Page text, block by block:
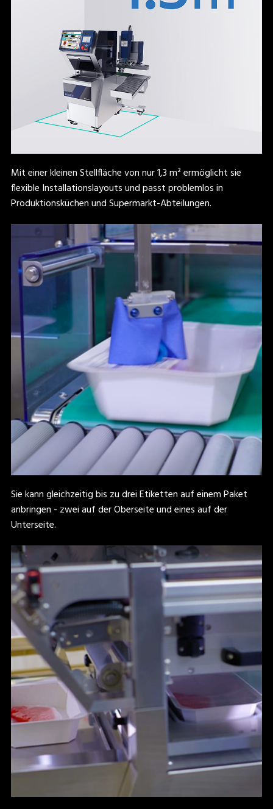
Mit einer kleinen Stellfläche von nur 1,3 m² ermöglicht sie
flexible Installationslayouts und passt problemlos in
Produktionsküchen und Supermarkt-Abteilungen.
Sie kann gleichzeitig bis zu drei Etiketten auf einem Paket
anbringen - zwei auf der Oberseite und eines auf der
Unterseite.